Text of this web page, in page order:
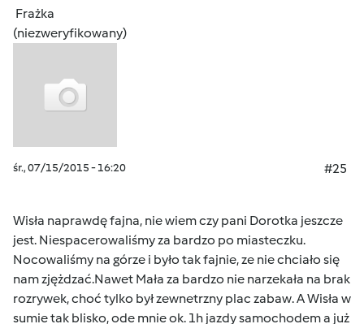
Frażka
(niezweryfikowany)
śr., 07/15/2015 - 16:20 #25
Wisła naprawdę fajna, nie wiem czy pani Dorotka jeszcze
jest. Niespacerowaliśmy za bardzo po miasteczku.
Nocowaliśmy na górze i było tak fajnie, ze nie chciało się
nam zjężdzać.Nawet Mała za bardzo nie narzekała na brak
rozrywek, choć tylko był zewnetrzny plac zabaw. A Wisła w
sumie tak blisko, ode mnie ok. 1h jazdy samochodem a już